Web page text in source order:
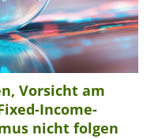
Vorsicht am
Income-
nicht folgen